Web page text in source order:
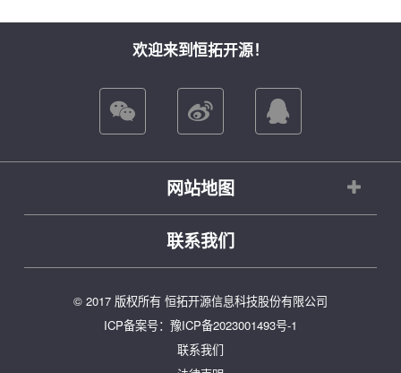
欢迎来到恒拓开源！
网站地图
联系我们
© 2017 版权所有 恒拓开源信息科技股份有限公司
ICP备案号：豫ICP备2023001493号-1
联系我们